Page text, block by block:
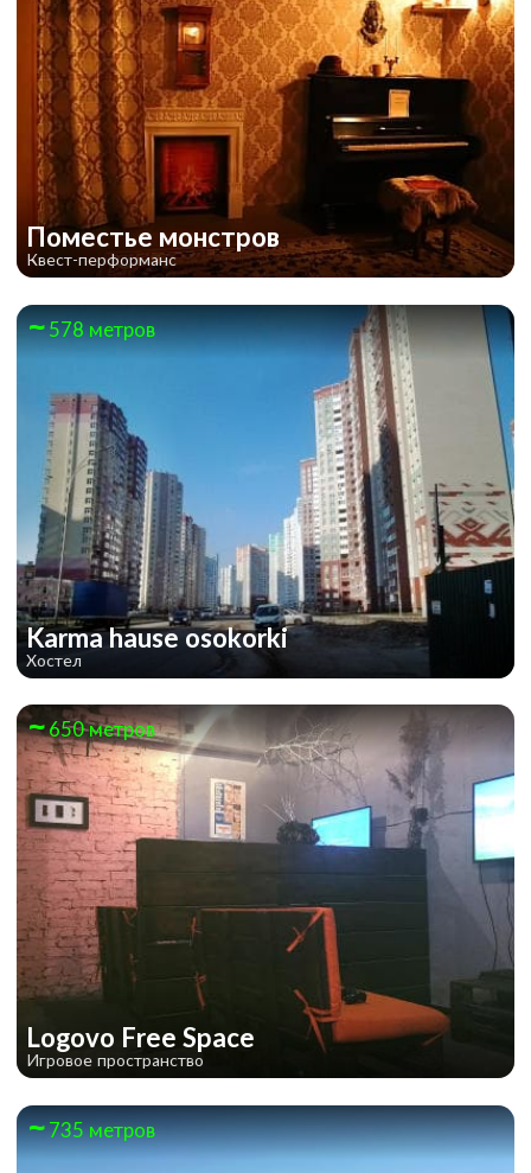
Поместье монстров
Квест-перформанс
578 метров
Karma hause osokorki
Хостел
650 метров
Logovo Free Space
Игровое пространство
735 метров